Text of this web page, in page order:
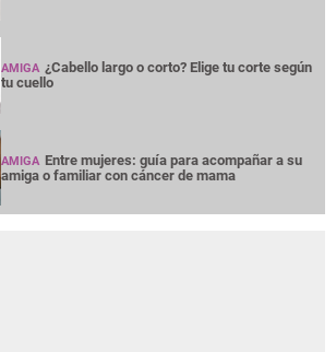
AMIGA ¿Cabello largo o corto? Elige tu corte según
tu cuello
AMIGA Entre mujeres: guía para acompañar a su
amiga o familiar con cáncer de mama